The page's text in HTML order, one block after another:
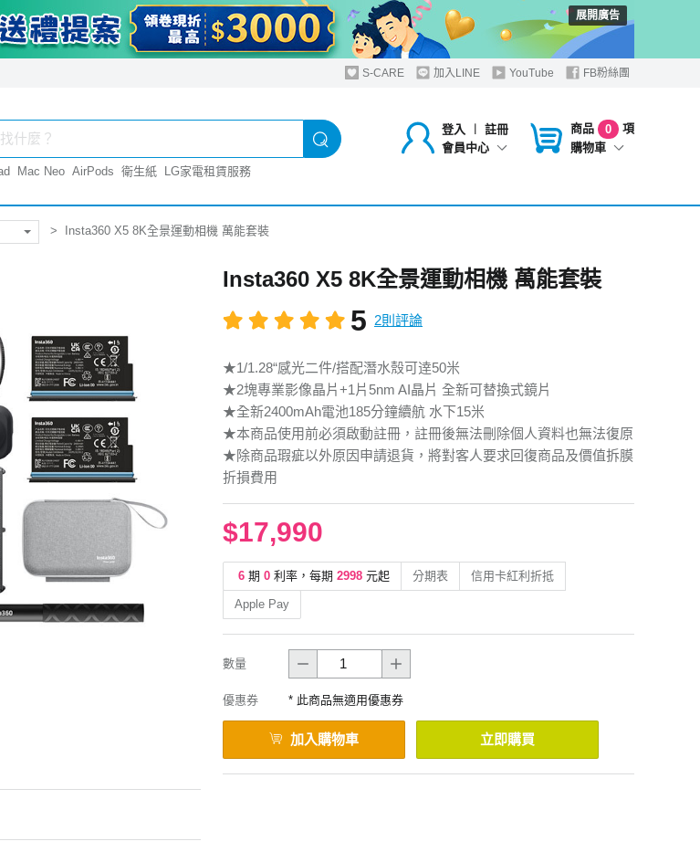
展開廣告
S-CARE 加入LINE YouTube FB粉絲團
登入 ︱
註冊
會員中心
商品 0
項
購物車
Mac Neo AirPods 衛生紙 LG家電租賃服務
Insta360 X5 8K全景運動相機 萬能套裝
Insta360 X5 8K全景運動相機 萬能套裝
5 2則評論
★1/1.28“感光二件/搭配潛水殼可逹50米
★2塊專業影像晶片+1片5nm AI晶片 全新可替換式鏡片
★全新2400mAh電池185分鐘續航 水下15米
★本商品使用前必須啟動註冊，註冊後無法刪除個人資料也無法復原
★除商品瑕疵以外原因申請退貨，將對客人要求回復商品及價值拆膜
折損費用
$17,990
6 期 0 利率，每期 2998 元起 分期表 信用卡紅利折抵
Apple Pay
數量
優惠券 * 此商品無適用優惠券
加入購物車 立即購買